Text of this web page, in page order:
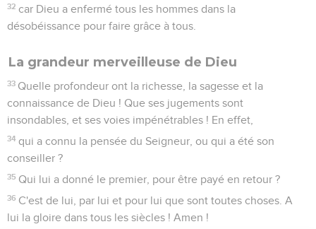
32 car Dieu a enfermé tous les hommes dans la
désobéissance pour faire grâce à tous.
La grandeur merveilleuse de Dieu
33 Quelle profondeur ont la richesse, la sagesse et la
connaissance de Dieu ! Que ses jugements sont
insondables, et ses voies impénétrables ! En effet,
34 qui a connu la pensée du Seigneur, ou qui a été son
conseiller ?
35 Qui lui a donné le premier, pour être payé en retour ?
36 C'est de lui, par lui et pour lui que sont toutes choses. A
lui la gloire dans tous les siècles ! Amen !